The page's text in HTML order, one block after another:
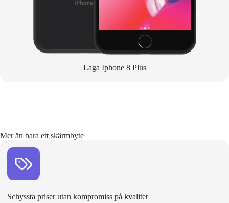
Laga Iphone 8 Plus
Mer än bara ett skärmbyte
Schyssta priser utan kompromiss på kvalitet